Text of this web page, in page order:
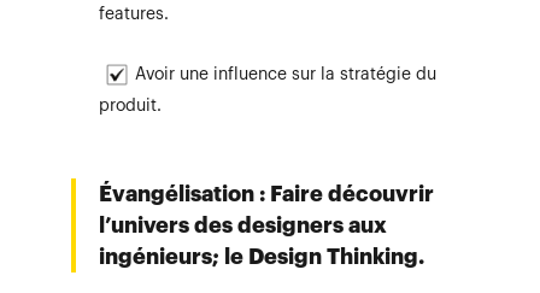
features.
Avoir une influence sur la stratégie du
produit.
Évangélisation : Faire découvrir
l’univers des designers aux
ingénieurs; le Design Thinking.